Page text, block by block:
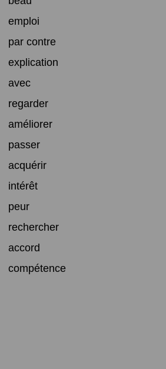
emploi
par contre
explication
avec
regarder
améliorer
passer
acquérir
intérêt
peur
rechercher
accord
compétence